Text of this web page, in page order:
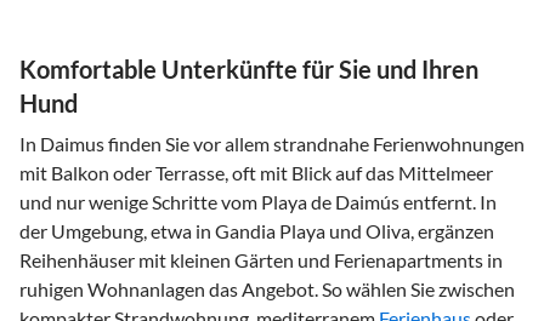
Komfortable Unterkünfte für Sie und Ihren
Hund
In Daimus finden Sie vor allem strandnahe Ferienwohnungen
mit Balkon oder Terrasse, oft mit Blick auf das Mittelmeer
und nur wenige Schritte vom Playa de Daimús entfernt. In
der Umgebung, etwa in Gandia Playa und Oliva, ergänzen
Reihenhäuser mit kleinen Gärten und Ferienapartments in
ruhigen Wohnanlagen das Angebot. So wählen Sie zwischen